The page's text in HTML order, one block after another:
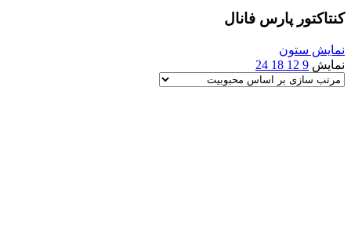
کنتاکتور پارس فانال
نمایش ستون
نمایش 9
12
18
24